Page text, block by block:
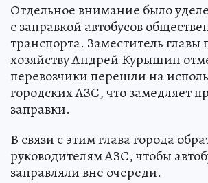
Отдельное внимание было
с заправкой автобусов
транспорта. Заместитель
хозяйству Андрей Курышин
перевозчики перешли на
городских АЗС, что замедляет
заправки.
В связи с этим глава города
руководителям АЗС, чтобы
заправляли вне очереди.